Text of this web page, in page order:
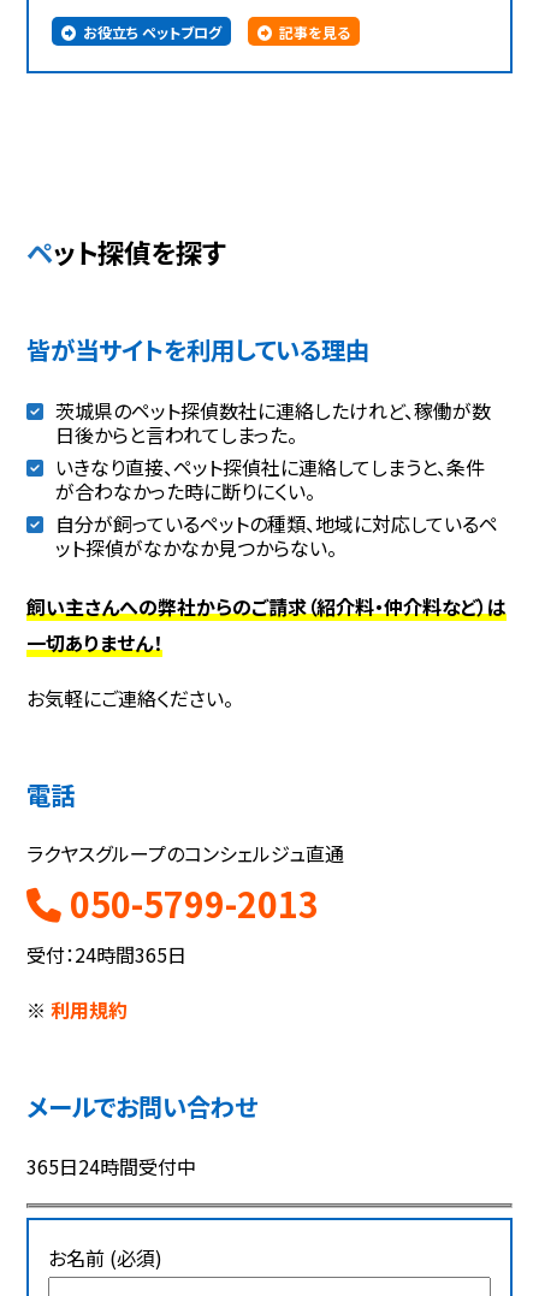
お役立ち ペットブログ 記事を見る
ペット探偵を探す
皆が当サイトを利用している理由
茨城県のペット探偵数社に連絡したけれど、稼働が数
日後からと言われてしまった。
いきなり直接、ペット探偵社に連絡してしまうと、条件
が合わなかった時に断りにくい。
自分が飼っているペットの種類、地域に対応しているペ
ット探偵がなかなか見つからない。
飼い主さんへの弊社からのご請求（紹介料・仲介料など）は
一切ありません！
お気軽にご連絡ください。
電話
ラクヤスグループのコンシェルジュ直通
050-5799-2013
受付：24時間365日
※利用規約
メールでお問い合わせ
365日24時間受付中
お名前 (必須)